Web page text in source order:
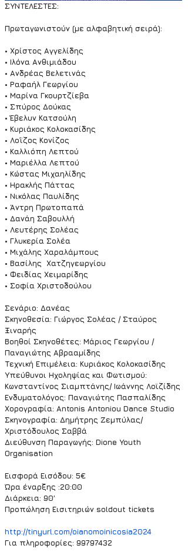
ΣΥΝΤΕΛΕΣΤΕΣ:
Πρωταγωνιστούν (με αλφαβητική σειρά):
• Χρίστος Αγγελίδης
• Ιλόνα Ανθιμιάδου
• Ανδρέας Βελετινάς
• Ραφαήλ Γεωργίου
• Μαρίνα Γκουρτζίεβα
• Σπύρος Δούκας
• Έβελυν Κατσούλη
• Κυριάκος Κολοκασίδης
• Λοΐζος Κονίζος
• Καλλιόπη Λεπτού
• Μαριέλλα Λεπτού
• Κώστας Μιχαηλίδης
• Ηρακλής Πάττας
• Νικόλας Παυλίδης
• Άντρη Πρωτοπαπά
• Δανάη Σαβουλλή
• Λευτέρης Σολέας
• Γλυκερία Σολέα
• Μιχάλης Χαραλάμπους
• Βασίλης  Χατζηγεωργίου
• Φειδίας Χειμαρίδης
• Σοφία Χριστοδούλου
Σενάριο: Δανέας
Σκηνοθεσία: Γιώργος Σολέας / Σταύρος
Ξιναρής
Βοηθοί Σκηνοθέτες: Μάριος Γεωργίου /
Παναγιώτης Αβρααμίδης
Τεχνική Επιμέλεια: Κυριάκος Κολοκασίδης
Υπεύθυνοι Ηχοληψίας και Φωτισμού:
Κωνσταντίνος Σιαμπτάνης/ Ιωάννης Λοϊζίδης
Ενδυματολόγος: Παναγιώτης Πασπαλίδης
Χορογραφία: Antonis Antoniou Dance Studio
Σκηνογραφία: Δημήτρης Ζεμπύλας/
Χριστόδουλος Σαββά
Διεύθυνση Παραγωγής: Dione Youth
Organisation
Εισφορά Εισόδου: 5€
Ώρα έναρξης :20:00
Διάρκεια: 90’
Προπώληση Εισιτηριών soldout tickets
http://tinyurl.com/oianomoinicosia2024
Για πληροφορίες: 99797432